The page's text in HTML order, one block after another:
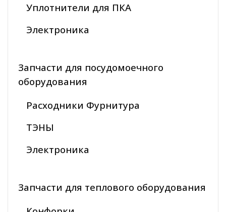
Уплотнители для ПКА
Электроника
Запчасти для посудомоечного
оборудования
Расходники Фурнитура
ТЭНЫ
Электроника
Запчасти для теплового оборудования